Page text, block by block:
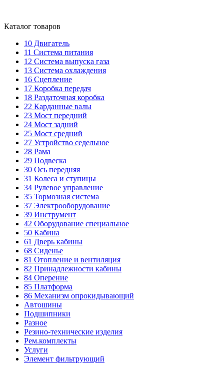
Каталог товаров
10 Двигатель
11 Система питания
12 Система выпуска газа
13 Система охлаждения
16 Сцепление
17 Коробка передач
18 Раздаточная коробка
22 Карданные валы
23 Мост передний
24 Мост задний
25 Мост средний
27 Устройство седельное
28 Рама
29 Подвеска
30 Ось передняя
31 Колеса и ступицы
34 Рулевое управление
35 Тормозная система
37 Электрооборудование
39 Инструмент
42 Оборудование специальное
50 Кабина
61 Дверь кабины
68 Сиденье
81 Отопление и вентиляция
82 Принадлежности кабины
84 Оперение
85 Платформа
86 Механизм опрокидывающий
Автошины
Подшипники
Разное
Резино-технические изделия
Рем.комплекты
Услуги
Элемент фильтрующий